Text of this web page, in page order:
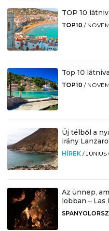
TOP 10
TOP10 /
Top 10
TOP10 /
Új télből a
irány
HÍREK /JÚNIUS
Az ünnep,
lobban – Las